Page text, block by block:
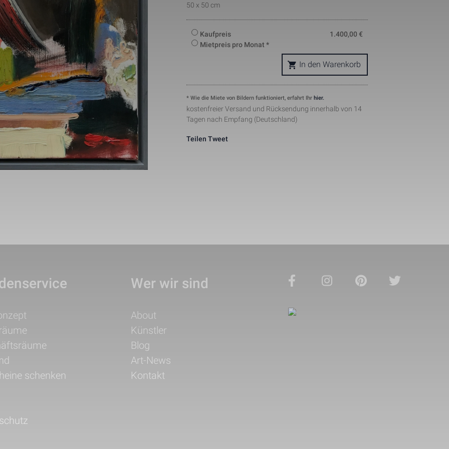
50 x 50 cm
Kaufpreis 1.400,00 €
Mietpreis pro Monat *
In den Warenkorb
* Wie die Miete von Bildern funktioniert, erfahrt Ihr hier.
kostenfreier Versand und Rücksendung innerhalb von 14
Tagen nach Empfang (Deutschland)
Teilen Tweet
schenken
Wer wir sind
Navigation
überspringen
About
Künstler
Blog
Art-News
Kontakt
number to identify unique visitors.
Statistik 1 Tag
This cookie is installed by Google Analytics. The cookie is used
to store information of how visitors use a website and helps in
creating an analytics report of how the wbsite is doing. The data
collected including the number visitors, the source where they
have come from, and the pages viisted in an anonymous form.
1 Notwendig 1 Minute
This is a pattern type cookie set by Google Analytics, where the
pattern element on the name contains the unique identity
number of the account or website it relates to. It appears to be a
variation of the _gat cookie which is used to limit the amount of
data recorded by Google on high traffic volume websites.
Marketing 2 Monate
This cookie is set by Facebook to deliver advertisement when
they are on Facebook or a digital platform powered by Facebook
advertising after visiting this website.
2 Monate
The cookie is set by Facebook to show relevant advertisments to
the users and measure and improve the advertisements. The
cookie also tracks the behavior of the user across the web on
sites that have Facebook pixel or Facebook social plugin.